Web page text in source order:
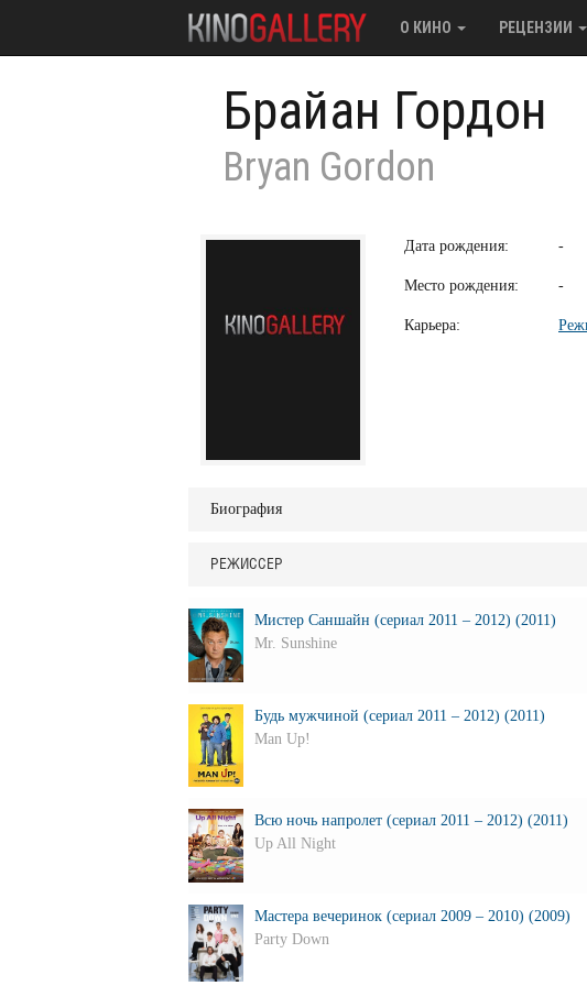
О КИНО РЕЦЕНЗИИ
Брайан Гордон
Bryan Gordon
Дата рождения: -
Место рождения: -
Карьера:
Биография
РЕЖИССЕР
Мистер Саншайн (сериал 2011 – 2012) (2011)
Mr. Sunshine
Будь мужчиной (сериал 2011 – 2012) (2011)
Man Up!
Всю ночь напролет (сериал 2011 – 2012) (2011)
Up All Night
Мастера вечеринок (сериал 2009 – 2010) (2009)
Party Down